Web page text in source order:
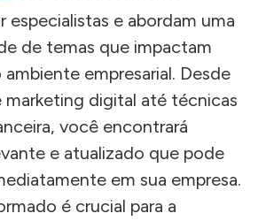
especialistas e abordam uma
de temas que impactam
empresarial. Desde
marketing digital até técnicas
você encontrará
e atualizado que pode
em sua empresa.
é crucial para a